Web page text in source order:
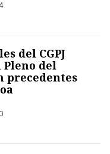
del CGPJ
del
precedentes